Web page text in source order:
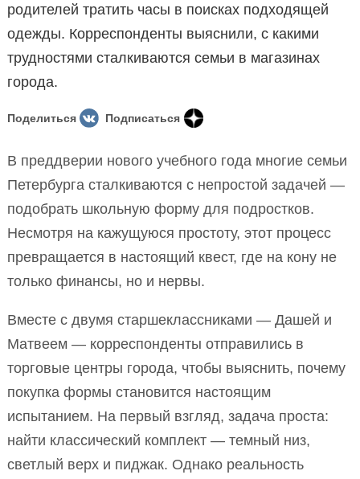
родителей тратить часы в поисках подходящей
одежды. Корреспонденты выяснили, с какими
трудностями сталкиваются семьи в магазинах
города.
Поделиться Подписаться
В преддверии нового учебного года многие семьи
Петербурга сталкиваются с непростой задачей —
подобрать школьную форму для подростков.
Несмотря на кажущуюся простоту, этот процесс
превращается в настоящий квест, где на кону не
только финансы, но и нервы.
Вместе с двумя старшеклассниками — Дашей и
Матвеем — корреспонденты отправились в
торговые центры города, чтобы выяснить, почему
покупка формы становится настоящим
испытанием. На первый взгляд, задача проста:
найти классический комплект — темный низ,
светлый верх и пиджак. Однако реальность